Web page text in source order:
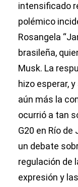
intensificado
polémico
Rosangela
brasileña,
Musk. La
hizo esperar,
aún más la
ocurrió a tan
G20 en Río
un debate
regulación de
expresión y